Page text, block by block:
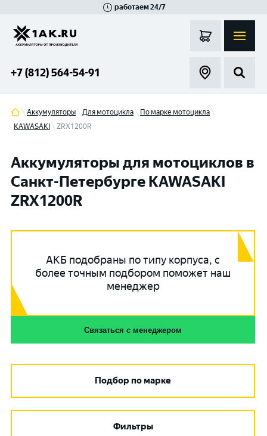
работаем 24/7
+7 (812) 564-54-91
Аккумуляторы Для мотоцикла
По марке мотоцикла
KAWASAKI
ZRX1200R
Аккумуляторы для мотоциклов в
Санкт-Петербурге KAWASAKI
ZRX1200R
АКБ подобраны по типу корпуса, с
более точным подбором поможет наш
менеджер
Связаться с менеджером
Подбор по марке
Фильтры
Гатчина